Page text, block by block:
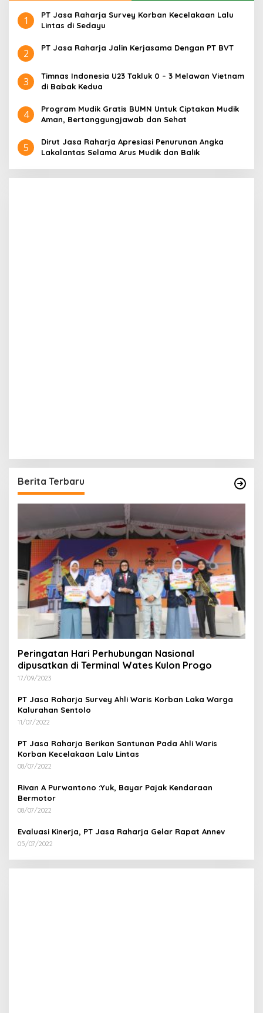
1
PT Jasa Raharja Survey Korban Kecelakaan Lalu
Lintas di Sedayu
2 PT Jasa Raharja Jalin Kerjasama Dengan PT BVT
3
Timnas Indonesia U23 Takluk 0 – 3 Melawan Vietnam
di Babak Kedua
4
Program Mudik Gratis BUMN Untuk Ciptakan Mudik
Aman, Bertanggungjawab dan Sehat
5
Dirut Jasa Raharja Apresiasi Penurunan Angka
Lakalantas Selama Arus Mudik dan Balik
Berita Terbaru
Peringatan Hari Perhubungan Nasional
dipusatkan di Terminal Wates Kulon Progo
17/09/2023
PT Jasa Raharja Survey Ahli Waris Korban Laka Warga
Kalurahan Sentolo
11/07/2022
PT Jasa Raharja Berikan Santunan Pada Ahli Waris
Korban Kecelakaan Lalu Lintas
08/07/2022
Rivan A Purwantono :Yuk, Bayar Pajak Kendaraan
Bermotor
08/07/2022
Evaluasi Kinerja, PT Jasa Raharja Gelar Rapat Annev
05/07/2022